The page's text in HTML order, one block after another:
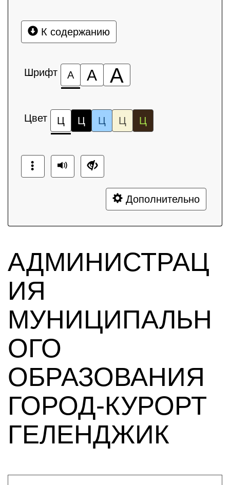
К содержанию
Шрифт А А А
Цвет Ц Ц Ц Ц Ц
Дополнительно
АДМИНИСТРАЦ
ИЯ
МУНИЦИПАЛЬН
ОГО
ОБРАЗОВАНИЯ
ГОРОД-КУРОРТ
ГЕЛЕНДЖИК